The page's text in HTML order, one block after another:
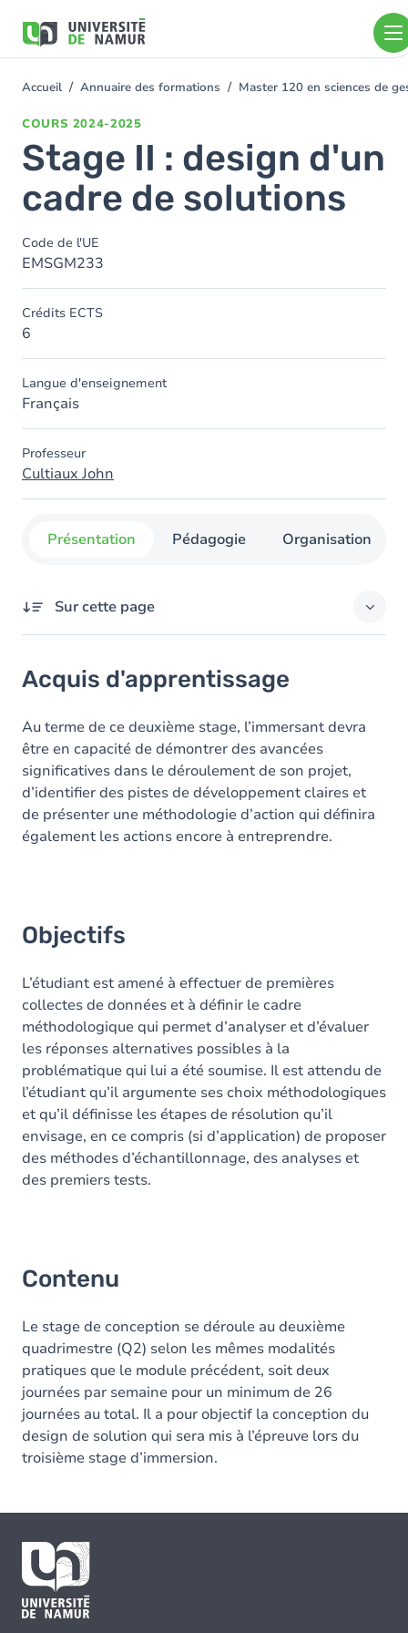
contenu
You
Accueil Annuaire des formations Master 120 en sciences de
COURS 2024-2025
Stage II : design d'un
cadre de solutions
Code de l'UE
EMSGM233
Crédits ECTS
6
Langue d'enseignement
Français
Professeur
Cultiaux John
Présentation Pédagogie Organisation
Sur cette page
Objectifs
Contenu
Acquis d'apprentissage
Au terme de ce deuxième stage, l’immersant devra
être en capacité de démontrer des avancées
significatives dans le déroulement de son projet,
d’identifier des pistes de développement claires et
de présenter une méthodologie d’action qui définira
également les actions encore à entreprendre.
Objectifs
L’étudiant est amené à effectuer de premières
collectes de données et à définir le cadre
méthodologique qui permet d’analyser et d’évaluer
les réponses alternatives possibles à la
problématique qui lui a été soumise. Il est attendu de
l’étudiant qu’il argumente ses choix méthodologiques
et qu’il définisse les étapes de résolution qu’il
envisage, en ce compris (si d’application) de proposer
des méthodes d’échantillonnage, des analyses et
des premiers tests.
Contenu
Le stage de conception se déroule au deuxième
quadrimestre (Q2) selon les mêmes modalités
pratiques que le module précédent, soit deux
journées par semaine pour un minimum de 26
journées au total. Il a pour objectif la conception du
design de solution qui sera mis à l’épreuve lors du
troisième stage d’immersion.